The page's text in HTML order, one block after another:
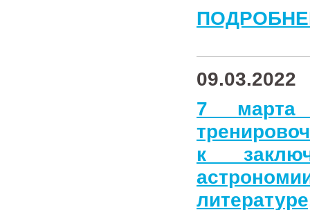
09.03.2022
7 марта
к